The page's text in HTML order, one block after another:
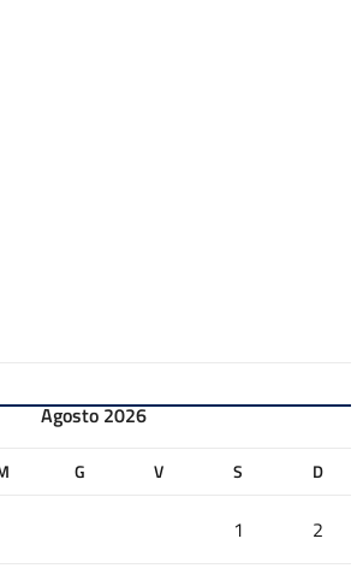
Agosto 2026
G V S D
1 2